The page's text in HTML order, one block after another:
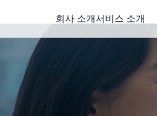
회사 소개서비스 소개